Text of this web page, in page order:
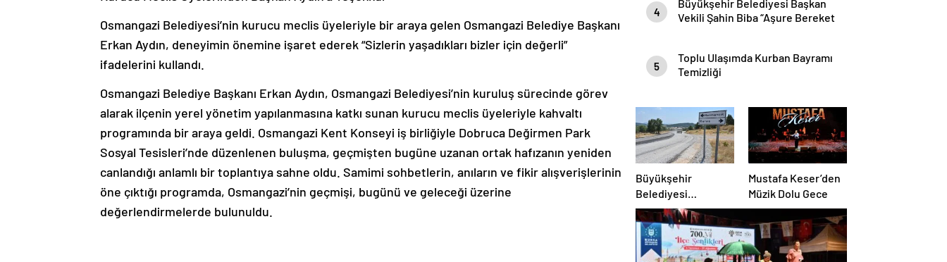
Osmangazi Belediyesi’nin kurucu meclis üyeleriyle bir araya gelen Osmangazi Belediye Başkanı
Erkan Aydın, deneyimin önemine işaret ederek “Sizlerin yaşadıkları bizler için değerli”
ifadelerini kullandı.
Osmangazi Belediye Başkanı Erkan Aydın, Osmangazi Belediyesi’nin kuruluş sürecinde görev
alarak ilçenin yerel yönetim yapılanmasına katkı sunan kurucu meclis üyeleriyle kahvaltı
programında bir araya geldi. Osmangazi Kent Konseyi iş birliğiyle Dobruca Değirmen Park
Sosyal Tesisleri’nde düzenlenen buluşma, geçmişten bugüne uzanan ortak hafızanın yeniden
canlandığı anlamlı bir toplantıya sahne oldu. Samimi sohbetlerin, anıların ve fikir alışverişlerinin
öne çıktığı programda, Osmangazi’nin geçmişi, bugünü ve geleceği üzerine
değerlendirmelerde bulunuldu.
4
Büyükşehir Belediyesi Başkan
Vekili Şahin Biba “Aşure Bereket
5
Toplu Ulaşımda Kurban Bayramı
Temizliği
Büyükşehir
Belediyesi
Harmancık’ta Yolları
Yeniliyor
Mustafa Keser’den
Müzik Dolu Gece